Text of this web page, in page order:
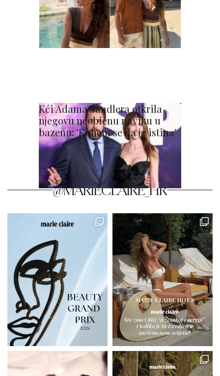
Kći Adama Sandlera otkrila
njegovu neobičnu naviku u
bazenu: 'Kunem se da je istina'
@MARIECLAIRE_HR